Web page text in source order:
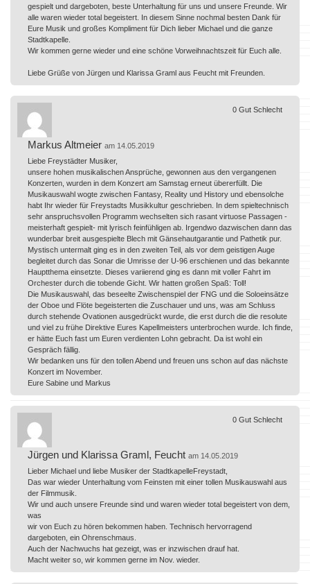
gespielt und dargeboten, beste Unterhaltung für uns und unsere Freunde. Wir
alle waren wieder total begeistert. In diesem Sinne nochmal besten Dank für
Eure Musik und großes Kompliment für Dich lieber Michael und die ganze
Stadtkapelle.
Wir kommen gerne wieder und eine schöne Vorweihnachtszeit für Euch alle.
Liebe Grüße von Jürgen und Klarissa Graml aus Feucht mit Freunden.
Markus Altmeier am 14.05.2019
Liebe Freystädter Musiker,
unsere hohen musikalischen Ansprüche, gewonnen aus den vergangenen
Konzerten, wurden in dem Konzert am Samstag erneut übererfüllt. Die
Musikauswahl wogte zwischen Fantasy, Reality und History und ebensolche
habt Ihr wieder für Freystadts Musikkultur geschrieben. In dem spieltechnisch
sehr anspruchsvollen Programm wechselten sich rasant virtuose Passagen -
meisterhaft gespielt- mit lyrisch feinfühligen ab. Irgendwo dazwischen dann das
wunderbar breit ausgespielte Blech mit Gänsehautgarantie und Pathetik pur.
Mystisch untermalt ging es in den zweiten Teil, als vor dem geistigen Auge
begleitet durch das Sonar die Umrisse der U-96 erschienen und das bekannte
Hauptthema einsetzte. Dieses variierend ging es dann mit voller Fahrt im
Orchester durch die tobende Gicht. Wir hatten großen Spaß: Toll!
Die Musikauswahl, das beseelte Zwischenspiel der FNG und die Soloeinsätze
der Oboe und Flöte begeisterten die Zuschauer und uns, was am Schluss
durch stehende Ovationen ausgedrückt wurde, die erst durch die die resolute
und viel zu frühe Direktive Eures Kapellmeisters unterbrochen wurde. Ich finde,
er hätte Euch fast um Euren verdienten Lohn gebracht. Da ist wohl ein
Gespräch fällig.
Wir bedanken uns für den tollen Abend und freuen uns schon auf das nächste
Konzert im November.
Eure Sabine und Markus
0 Gut Schlecht
Jürgen und Klarissa Graml, Feucht am 14.05.2019
Lieber Michael und liebe Musiker der StadtkapelleFreystadt,
Das war wieder Unterhaltung vom Feinsten mit einer tollen Musikauswahl aus
der Filmmusik.
Wir und auch unsere Freunde sind und waren wieder total begeistert von dem,
was
wir von Euch zu hören bekommen haben. Technisch hervorragend
dargeboten, ein Ohrenschmaus.
Auch der Nachwuchs hat gezeigt, was er inzwischen drauf hat.
Macht weiter so, wir kommen gerne im Nov. wieder.
0 Gut Schlecht